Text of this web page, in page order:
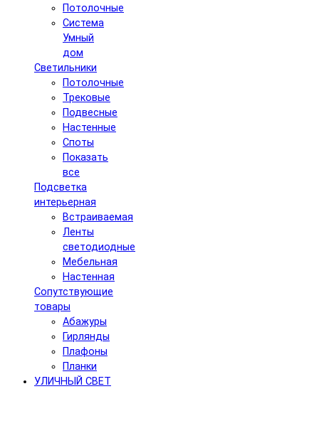
Потолочные
Система
Умный
дом
Светильники
Потолочные
Трековые
Подвесные
Настенные
Споты
Показать
все
Подсветка
интерьерная
Встраиваемая
Ленты
светодиодные
Мебельная
Настенная
Сопутствующие
товары
Абажуры
Гирлянды
Плафоны
Планки
УЛИЧНЫЙ СВЕТ